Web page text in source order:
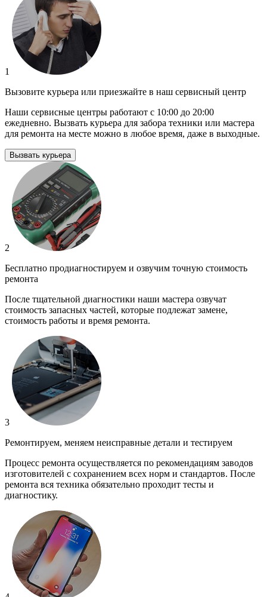
1
Вызовите курьера или приезжайте в наш сервисный центр
Наши сервисные центры работают с 10:00 до 20:00
ежедневно. Вызвать курьера для забора техники или мастера
для ремонта на месте можно в любое время, даже в выходные.
Вызвать курьера
2
Бесплатно продиагностируем и озвучим точную стоимость
ремонта
После тщательной диагностики наши мастера озвучат
стоимость запасных частей, которые подлежат замене,
стоимость работы и время ремонта.
3
Ремонтируем, меняем неисправные детали и тестируем
Процесс ремонта осуществляется по рекомендациям заводов
изготовителей с сохранением всех норм и стандартов. После
ремонта вся техника обязательно проходит тесты и
диагностику.